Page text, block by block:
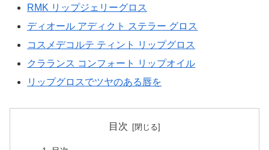
RMK リップジェリーグロス
ディオール アディクト ステラー グロス
コスメデコルテ ティント リップグロス
クラランス コンフォート リップオイル
リップグロスでツヤのある唇を
目次